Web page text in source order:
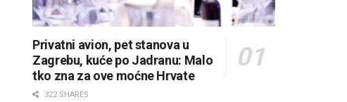
Privatni avion, pet stanova u
Zagrebu, kuće po Jadranu: Malo
tko zna za ove moćne Hrvate
322 SHARES